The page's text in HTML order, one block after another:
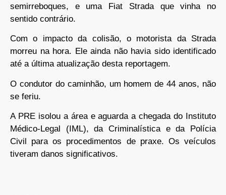
semirreboques, e uma Fiat Strada que vinha no
sentido contrário.
Com o impacto da colisão, o motorista da Strada
morreu na hora. Ele ainda não havia sido identificado
até a última atualização desta reportagem.
O condutor do caminhão, um homem de 44 anos, não
se feriu.
A PRE isolou a área e aguarda a chegada do Instituto
Médico-Legal (IML), da Criminalística e da Polícia
Civil para os procedimentos de praxe. Os veículos
tiveram danos significativos.